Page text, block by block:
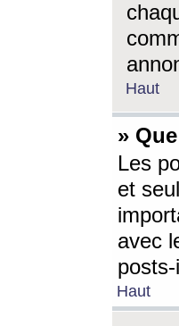
Haut
»
Les
et
avec
Haut